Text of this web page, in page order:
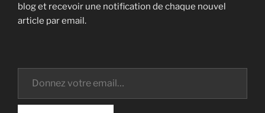
blog et recevoir une notification de chaque nouvel
article par email.
Donnez votre email…